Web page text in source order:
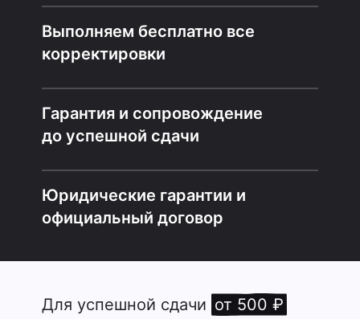
Выполняем бесплатно все
корректировки
Гарантия и сопровождение
до успешной сдачи
Юридические гарантии и
официальный договор
Для успешной сдачи от 500 ₽